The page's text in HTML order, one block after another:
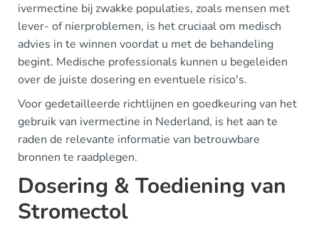
ivermectine bij zwakke populaties, zoals mensen met
lever- of nierproblemen, is het cruciaal om medisch
advies in te winnen voordat u met de behandeling
begint. Medische professionals kunnen u begeleiden
over de juiste dosering en eventuele risico's.
Voor gedetailleerde richtlijnen en goedkeuring van het
gebruik van ivermectine in Nederland, is het aan te
raden de relevante informatie van betrouwbare
bronnen te raadplegen.
Dosering & Toediening van
Stromectol